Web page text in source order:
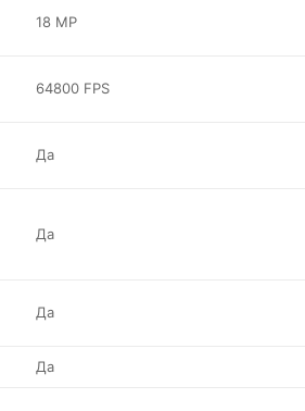
18 MP
64800 FPS
Да
Да
Да
Да